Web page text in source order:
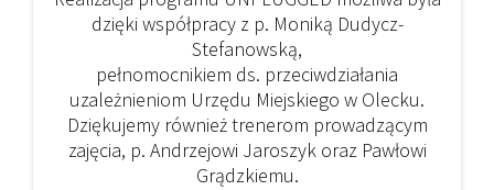
dzięki współpracy z p. Moniką Dudycz-
Stefanowską,
pełnomocnikiem ds. przeciwdziałania
uzależnieniom Urzędu Miejskiego w Olecku.
Dziękujemy również trenerom prowadzącym
zajęcia, p. Andrzejowi Jaroszyk oraz Pawłowi
Grądzkiemu.